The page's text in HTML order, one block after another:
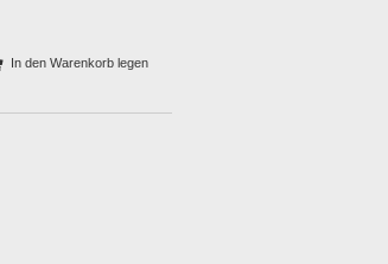
In den Warenkorb legen